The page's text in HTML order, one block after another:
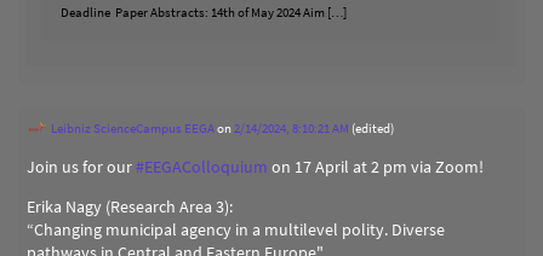
Deadline Paper Abstracts: 14th of May 2024 Aim […]
Leibniz ScienceCampus EEGAon2/14/2024, 8:10:21 AM (edited)
Join us for our#EEGAColloquium on 17 April at 2 pm via Zoom!
Erika Nagy (Research Area 3):
“Changing municipal agency in a multilevel polity. Diverse